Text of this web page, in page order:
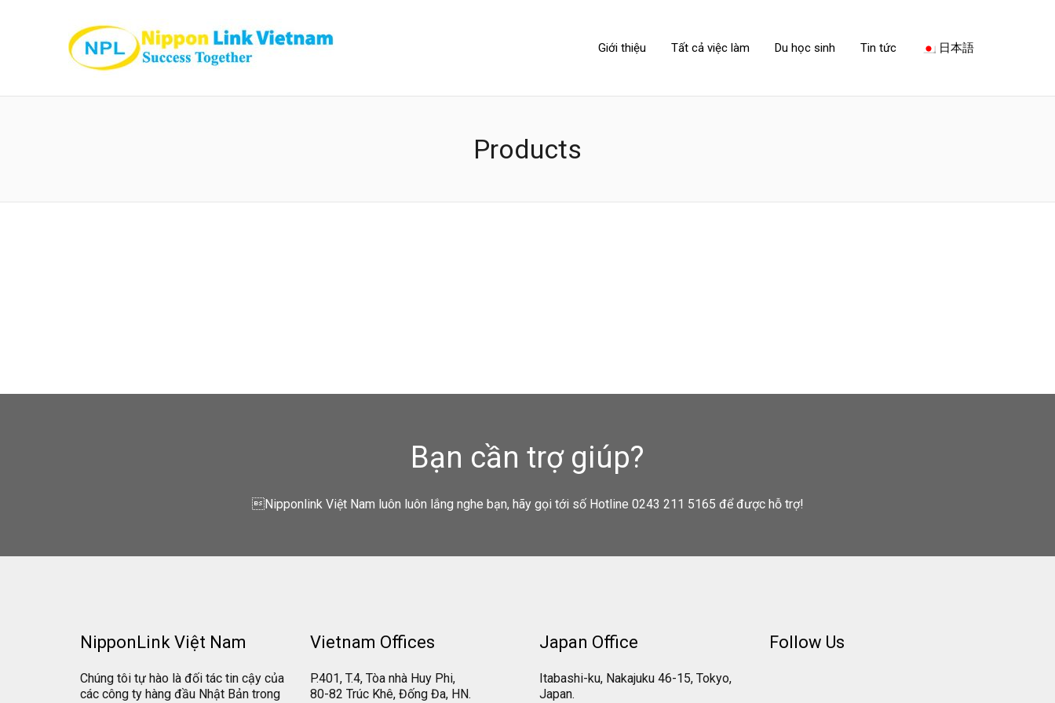
Giới thiệu Tất cả việc làm Du học sinh Tin tức 日本語
Products
Bạn cần trợ giúp?
Nipponlink Việt Nam luôn luôn lắng nghe bạn, hãy gọi tới số Hotline 0243 211 5165 để được hỗ trợ!
NipponLink Việt Nam
Chúng tôi tự hào là đối tác tin cậy của
các công ty hàng đầu Nhật Bản trong
Vietnam Offices
P.401, T.4, Tòa nhà Huy Phi,
80-82 Trúc Khê, Đống Đa, HN.
Japan Office
Itabashi-ku, Nakajuku 46-15, Tokyo,
Japan.
Follow Us